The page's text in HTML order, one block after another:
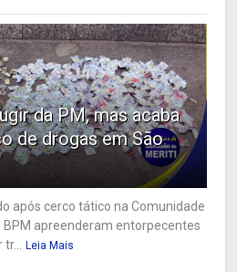
da PM, mas acaba
de drogas em São
após cerco tático na Comunidade
BPM apreenderam entorpecentes
tr... Leia Mais